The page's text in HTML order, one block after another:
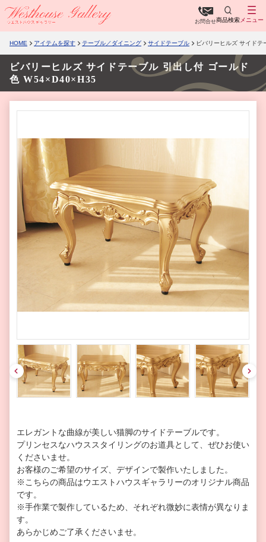
お問合せ商品検索 メニュー
HOME アイテムを探す テーブル／ダイニング サイドテーブル ビバリーヒルズ サイド
ビバリーヒルズ サイドテーブル 引出し付 ゴールド
色 W54×D40×H35
pre
v
nex
t
エレガントな曲線が美しい猫脚のサイドテーブルです。
プリンセスなハウススタイリングのお道具として、ぜひお使い
くださいませ。
お客様のご希望のサイズ、デザインで製作いたしました。
※こちらの商品はウエストハウスギャラリーのオリジナル商品
です。
※手作業で製作しているため、それぞれ微妙に表情が異なりま
す。
あらかじめご了承くださいませ。